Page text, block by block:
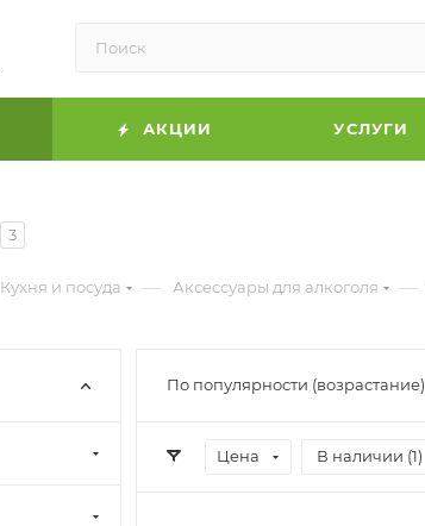
АКЦИИ УСЛУГИ
3
Кухня и посуда — Аксессуары для алкоголя —
По популярности (возрастание)
Цена В наличии (1)